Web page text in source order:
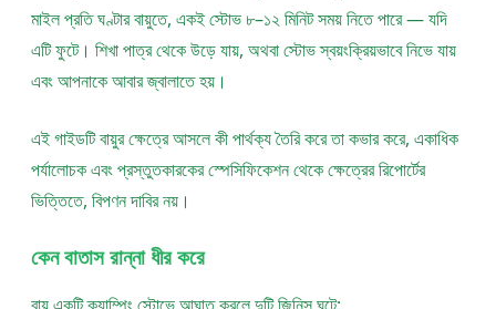
মাইল প্রতি ঘণ্টার বায়ুতে, একই স্টোভ ৮–১২ মিনিট সময় নিতে পারে — যদি
এটি ফুটে। শিখা পাত্র থেকে উড়ে যায়, অথবা স্টোভ স্বয়ংক্রিয়ভাবে নিভে যায়
এবং আপনাকে আবার জ্বালাতে হয়।
এই গাইডটি বায়ুর ক্ষেত্রে আসলে কী পার্থক্য তৈরি করে তা কভার করে, একাধিক
পর্যালোচক এবং প্রস্তুতকারকের স্পেসিফিকেশন থেকে ক্ষেত্রের রিপোর্টের
ভিত্তিতে, বিপণন দাবির নয়।
কেন বাতাস রান্না ধীর করে